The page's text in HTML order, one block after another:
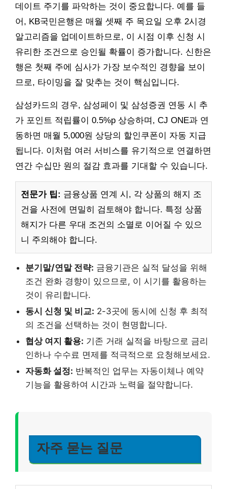
데이트 주기를 파악하는 것이 중요합니다. 예를 들
어, KB국민은행은 매월 셋째 주 목요일 오후 2시경
알고리즘을 업데이트하므로, 이 시점 이후 신청 시
유리한 조건으로 승인될 확률이 증가합니다. 신한은
행은 첫째 주에 심사가 가장 보수적인 경향을 보이
므로, 타이밍을 잘 맞추는 것이 핵심입니다.
삼성카드의 경우, 삼성페이 및 삼성증권 연동 시 추
가 포인트 적립률이 0.5%p 상승하며, CJ ONE과 연
동하면 매월 5,000원 상당의 할인쿠폰이 자동 지급
됩니다. 이처럼 여러 서비스를 유기적으로 연결하면
연간 수십만 원의 절감 효과를 기대할 수 있습니다.
전문가 팁: 금융상품 연계 시, 각 상품의 해지 조
건을 사전에 면밀히 검토해야 합니다. 특정 상품
해지가 다른 우대 조건의 소멸로 이어질 수 있으
니 주의해야 합니다.
분기말/연말 전략: 금융기관은 실적 달성을 위해
조건 완화 경향이 있으므로, 이 시기를 활용하는
것이 유리합니다.
동시 신청 및 비교: 2-3곳에 동시에 신청 후 최적
의 조건을 선택하는 것이 현명합니다.
협상 여지 활용: 기존 거래 실적을 바탕으로 금리
인하나 수수료 면제를 적극적으로 요청해보세요.
자동화 설정: 반복적인 업무는 자동이체나 예약
기능을 활용하여 시간과 노력을 절약합니다.
자주 묻는 질문